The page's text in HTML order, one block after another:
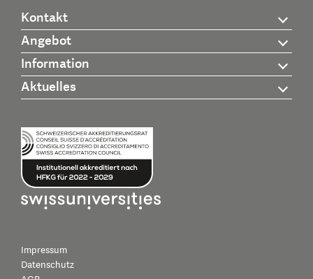
Kontakt
Angebot
Information
Aktuelles
Impressum
Datenschutz